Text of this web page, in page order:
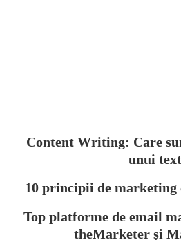
Content Writing: Care
unui text
10 principii de marketing
Top platforme de email
theMarketer și